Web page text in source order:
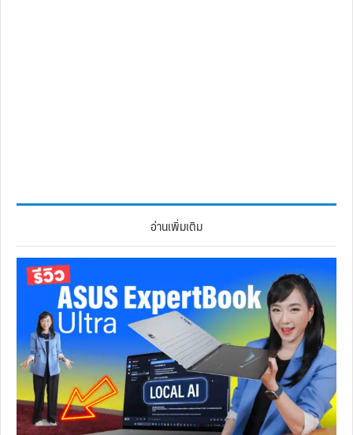
อ่านเพิ่มเติม